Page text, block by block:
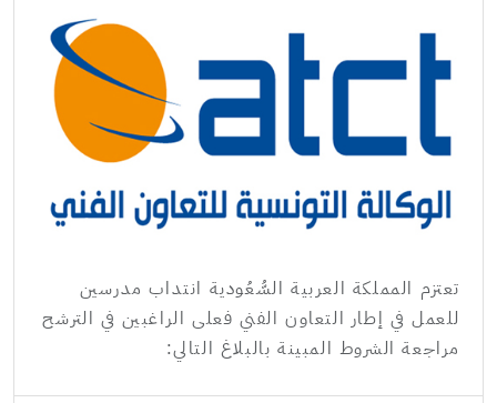
تعتزم المملكة العربية السُّعُودية انتداب مدرسين
للعمل في إطار التعاون الفني فعلى الراغبين في الترشح
مراجعة الشروط المبينة بالبلاغ التالي: